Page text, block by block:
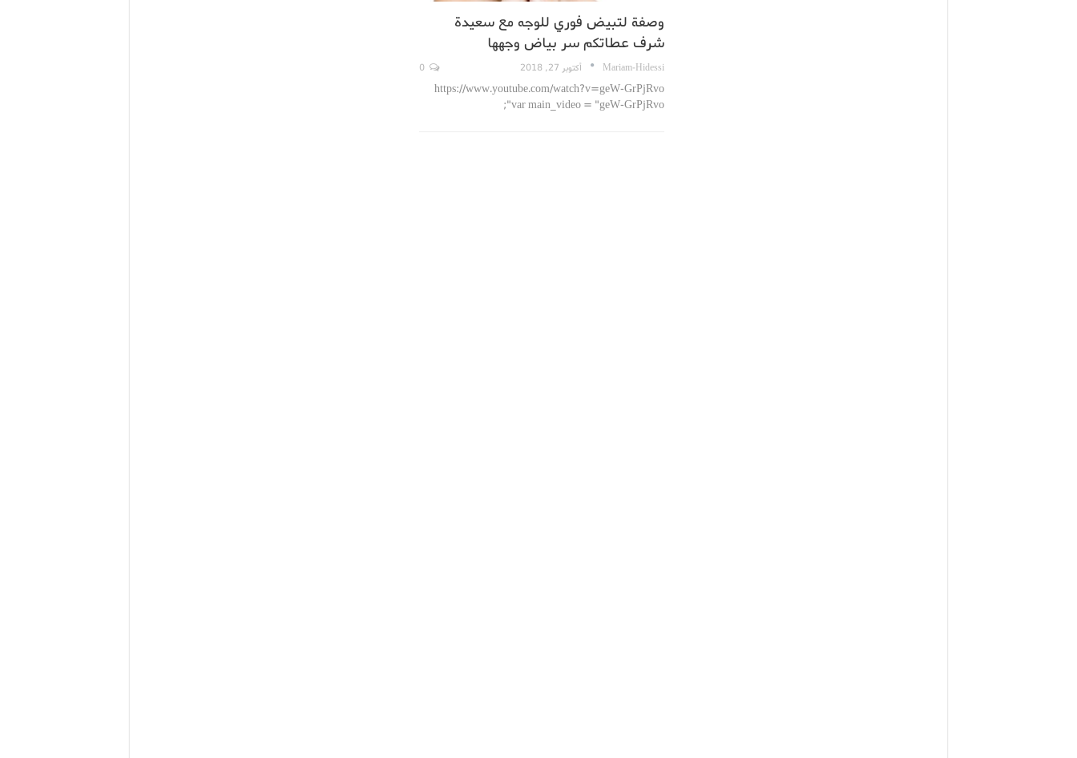
وصفة لتبيض فوري للوجه مع سعيدة
شرف عطاتكم سر بياض وجهها
Mariam-Hidessi أكتوبر 27, 2018
https://www.youtube.com/watch?v=geW-GrPjRvo
var main_video = "geW-GrPjRvo";